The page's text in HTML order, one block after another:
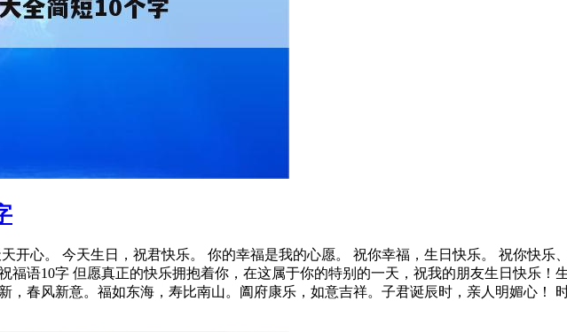
开心。 今天生日，祝君快乐。 你的幸福是我的心愿。 祝你幸福，生日快乐。 祝你快
福语10字 但愿真正的快乐拥抱着你，在这属于你的特别的一天，祝我的朋友生日快乐！
，春风新意。福如东海，寿比南山。阖府康乐，如意吉祥。子君诞辰时，亲人明媚心！